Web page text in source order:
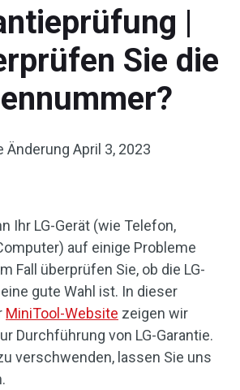
|
Sie die
Änderung April 3, 2023
Ihr LG-Gerät (wie Telefon,
auf einige Probleme
Fall überprüfen Sie, ob die LG-
gute Wahl ist. In dieser
MiniTool-Website zeigen wir
Durchführung von LG-Garantie.
verschwenden, lassen Sie uns